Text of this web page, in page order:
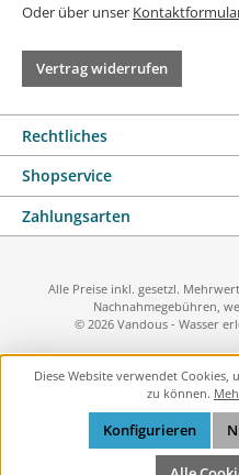
Oder über unser
Vertrag widerrufen
Rechtliches
Shopservice
Zahlungsarten
Alle Preise inkl. gesetzl.
Nachnahmegebühren,
© 2026 Vandous - Wasser
Diese Website verwendet
zu können.
Konfigurieren